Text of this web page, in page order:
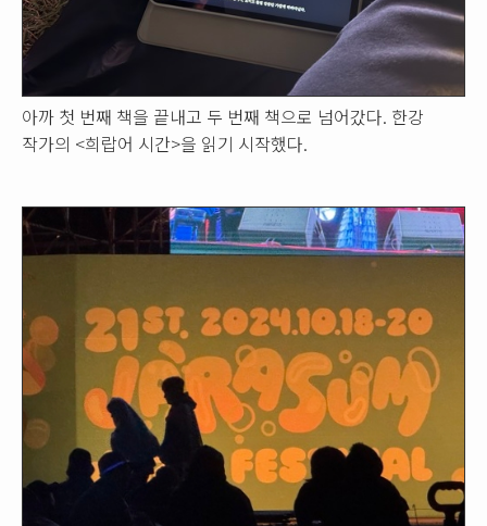
아까 첫 번째 책을 끝내고 두 번째 책으로 넘어갔다. 한강
작가의 <희랍어 시간>을 읽기 시작했다.